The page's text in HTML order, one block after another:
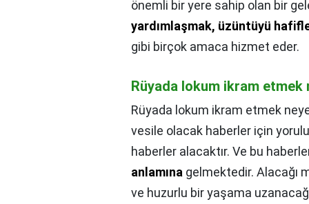
önemli bir yere sahip olan bir
yardımlaşmak, üzüntüyü
gibi birçok amaca hizmet eder.
Rüyada lokum ikram
Rüyada lokum ikram etmek
vesile olacak haberler için
haberler alacaktır. Ve bu
anlamına gelmektedir. Alacağı
ve huzurlu bir yaşama